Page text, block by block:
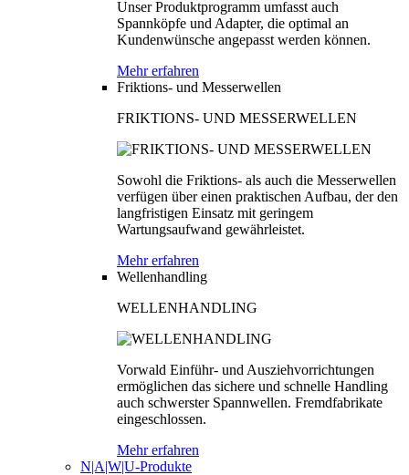
Unser Produktprogramm umfasst auch
Spannköpfe und Adapter, die optimal an
Kundenwünsche angepasst werden können.
Mehr erfahren
Friktions- und Messerwellen
FRIKTIONS- UND MESSERWELLEN
Sowohl die Friktions- als auch die Messerwellen
verfügen über einen praktischen Aufbau, der den
langfristigen Einsatz mit geringem
Wartungsaufwand gewährleistet.
Mehr erfahren
Wellenhandling
WELLENHANDLING
Vorwald Einführ- und Ausziehvorrichtungen
ermöglichen das sichere und schnelle Handling
auch schwerster Spannwellen. Fremdfabrikate
eingeschlossen.
Mehr erfahren
N|A|W|U-Produkte